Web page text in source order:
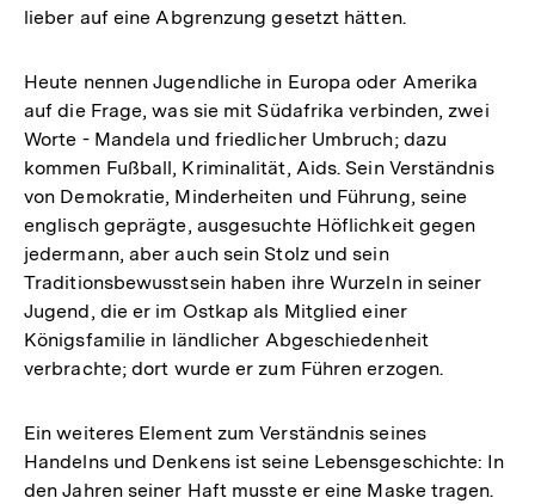
lieber auf eine Abgrenzung gesetzt hätten.
Heute nennen Jugendliche in Europa oder Amerika
auf die Frage, was sie mit Südafrika verbinden, zwei
Worte - Mandela und friedlicher Umbruch; dazu
kommen Fußball, Kriminalität, Aids. Sein Verständnis
von Demokratie, Minderheiten und Führung, seine
englisch geprägte, ausgesuchte Höflichkeit gegen
jedermann, aber auch sein Stolz und sein
Traditionsbewusstsein haben ihre Wurzeln in seiner
Jugend, die er im Ostkap als Mitglied einer
Königsfamilie in ländlicher Abgeschiedenheit
verbrachte; dort wurde er zum Führen erzogen.
Ein weiteres Element zum Verständnis seines
Handelns und Denkens ist seine Lebensgeschichte: In
den Jahren seiner Haft musste er eine Maske tragen.